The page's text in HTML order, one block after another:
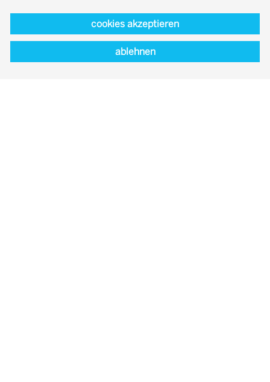
entgegengesetzt. Kleinere introvertierte Räume
treffen auf großzügige hohe. Die vorherrschenden
Materialien Ziegel, Beton und Holz sind oft roh
belassen und mit kräftigen Farben akzentuiert.
cookies akzeptieren
ablehnen